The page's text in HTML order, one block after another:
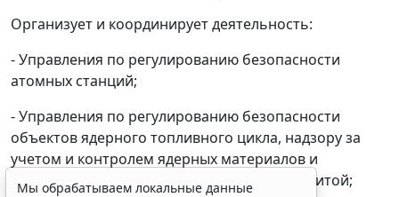
Организует и координирует деятельность:
- Управления по регулированию безопасности
атомных станций;
- Управления по регулированию безопасности
объектов ядерного топливного цикла, надзору за
учетом и контролем ядерных материалов и
радиоактивных веществ и физической защитой;
Мы обрабатываем локальные данные